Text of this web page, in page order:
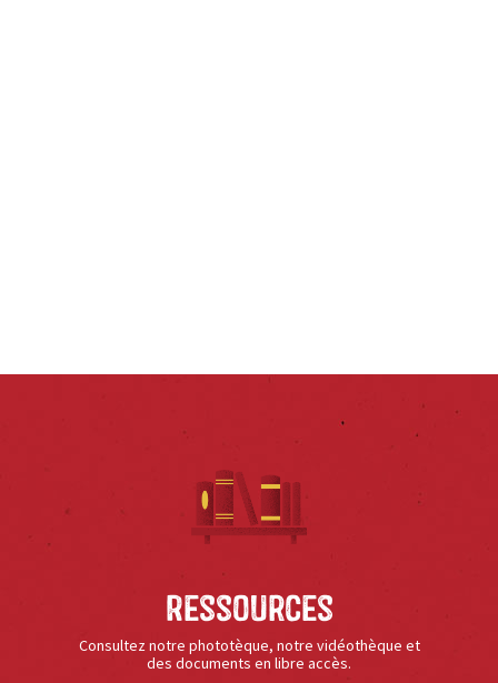
Ressources
Consultez notre phototèque, notre vidéothèque et
des documents en libre accès.